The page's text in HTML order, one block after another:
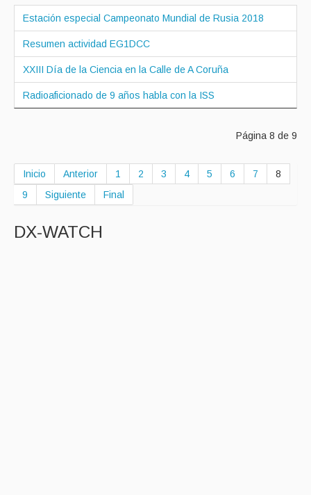
Estación especial Campeonato Mundial de Rusia 2018
Resumen actividad EG1DCC
XXIII Día de la Ciencia en la Calle de A Coruña
Radioaficionado de 9 años habla con la ISS
Página 8 de 9
Inicio Anterior 1 2 3 4 5 6 7
8
9
Siguiente Final
DX-WATCH